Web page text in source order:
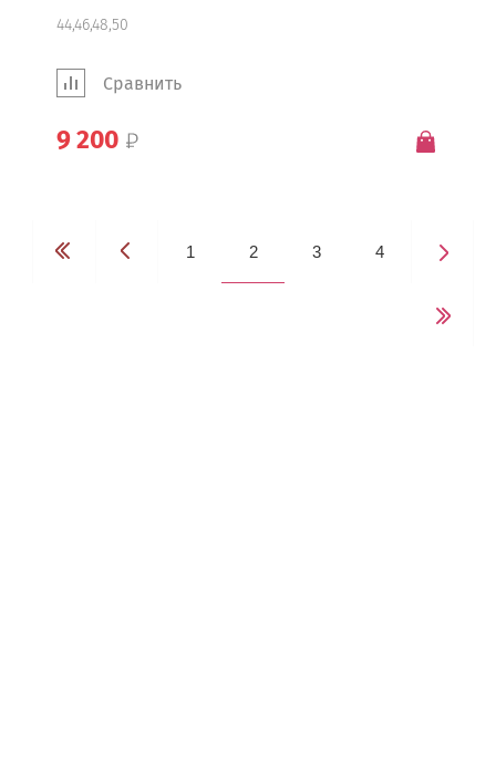
44,46,48,50
Сравнить
9 200
1 2 3 4